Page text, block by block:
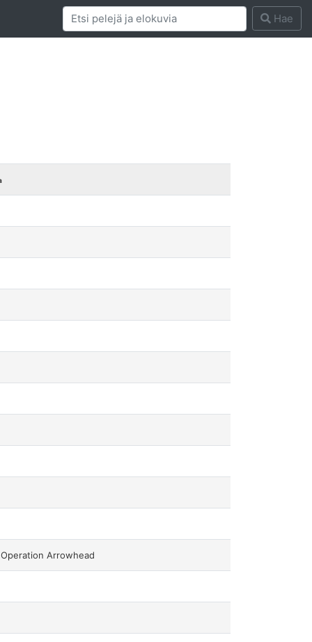
Hae
Operation Arrowhead